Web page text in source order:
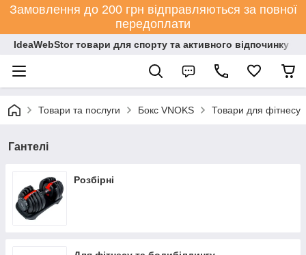
Замовлення до 200 грн відправляються за повної
передоплати
IdeaWebStor товари для спорту та активного відпочинку
Товари та послуги Бокс VNOKS Товари для фітнесу
Гантелі
Розбірні